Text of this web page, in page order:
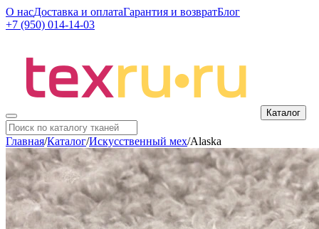
О насДоставка и оплатаГарантия и возвратБлог
+7 (950) 014-14-03
Каталог
Главная/Каталог/Искусственный мех/Alaska